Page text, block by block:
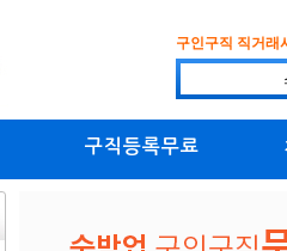
구인구직 직거래
구직등록무료